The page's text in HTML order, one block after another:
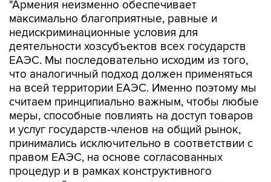
недискриминационные условия для
деятельности хозсубъектов всех государств
ЕАЭС. Мы последовательно исходим из того,
что аналогичный подход должен применяться
на всей территории ЕАЭС. Именно поэтому мы
считаем принципиально важным, чтобы любые
меры, способные повлиять на доступ товаров
и услуг государств-членов на общий рынок,
принимались исключительно в соответствии с
правом ЕАЭС, на основе согласованных
процедур и в рамках конструктивного
взаимодействия между компетентными
органами", - заявил премьер Армении.